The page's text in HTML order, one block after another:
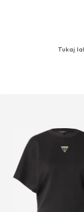
Tukaj